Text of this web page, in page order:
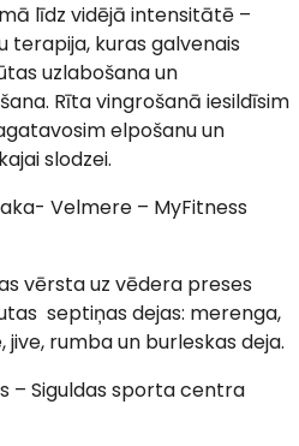
līdz vidējā intensitātē –
terapija, kuras galvenais
uzlabošana un
Rīta vingrošanā iesildīsim
elpošanu un
slodzei.
Velmere – MyFitness
vērsta uz vēdera preses
septiņas dejas: merenga,
rumba un burleskas deja.
– Siguldas sporta centra